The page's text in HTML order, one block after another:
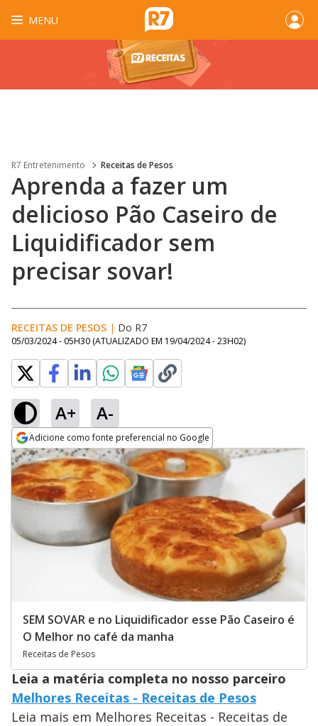
MENU
R7 Entretenimento Receitas de Pesos
Aprenda a fazer um
delicioso Pão Caseiro de
Liquidificador sem
precisar sovar!
RECEITAS DE PESOS | Do R7
05/03/2024 - 05H30 (ATUALIZADO EM 19/04/2024 - 23H02)
A+ A-
Adicione como fonte preferencial no Google
Opens in new window
SEM SOVAR e no Liquidificador esse Pão Caseiro é
O Melhor no café da manha
Receitas de Pesos
Leia a matéria completa no nosso parceiro
Melhores Receitas - Receitas de Pesos
Leia mais em Melhores Receitas - Receitas de